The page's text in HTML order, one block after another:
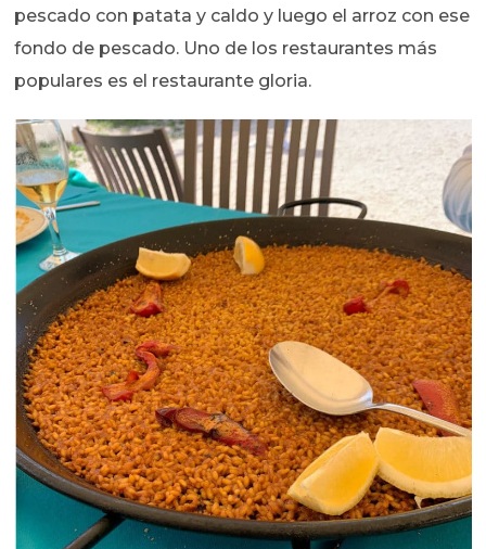
pescado con patata y caldo y luego el arroz con ese
fondo de pescado. Uno de los restaurantes más
populares es el restaurante gloria.